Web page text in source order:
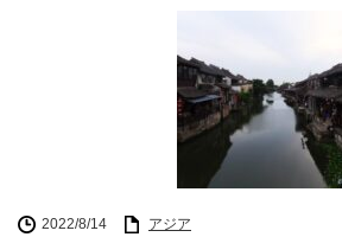
2022/8/14 アジア